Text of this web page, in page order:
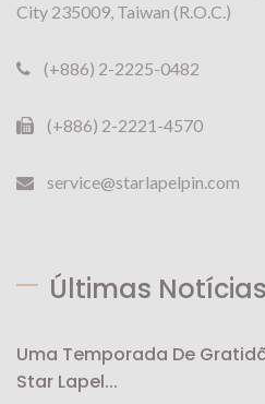
City 235009, Taiwan (R.O.C.)
(+886) 2-2225-0482
(+886) 2-2221-4570
service@starlapelpin.com
Últimas Notícias
Uma Temporada De
Star Lapel...